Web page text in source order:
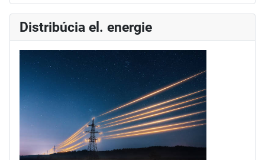
Distribúcia el. energie